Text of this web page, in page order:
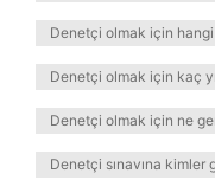
Denetçi olmak için
Denetçi olmak için kaç
Denetçi olmak için ne
Denetçi sınavına kimler